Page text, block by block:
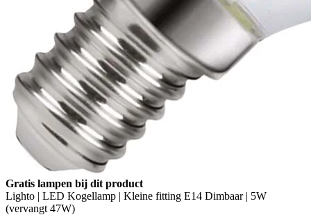
Gratis lampen bij dit product
Lighto | LED Kogellamp | Kleine fitting E14 Dimbaar | 5W
(vervangt 47W)